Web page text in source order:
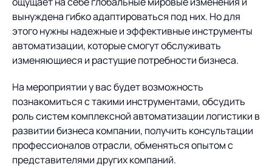
планирование
Управление
контейнерным
терминалом
Оборудование для склада
AXELOT AI
Техническое оснащение
Постпроектное
сопровождение
компетенций
Проекты
Контакты
Контакты
Академия
Предложение для
учебных заведений
База знаний
База знаний
вынуждена гибко адаптироваться под них. Но для
этого нужны надежные и эффективные инструменты
автоматизации, которые смогут обслуживать
изменяющиеся и растущие потребности бизнеса.
На мероприятии у вас будет возможность
познакомиться с такими инструментами, обсудить
роль систем комплексной автоматизации логистики в
развитии бизнеса компании, получить консультации
профессионалов отрасли, обменяться опытом с
представителями других компаний.